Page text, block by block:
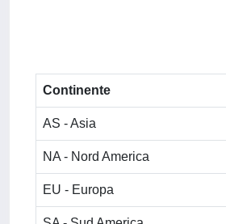
Continente
AS - Asia
NA - Nord America
EU - Europa